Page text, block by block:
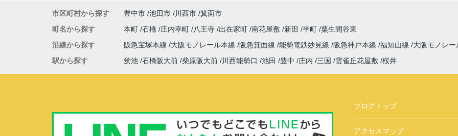
市区町村から探す 豊中市 池田市 川西市 箕面市
町名から探す
本町 石橋 庄内幸町 八王寺 出在家町 南花屋敷 新田 半町 粟生間谷東
沿線から探す
阪急宝塚本線 大阪モノレール本線 阪急箕面線 能勢電鉄妙見線 阪急神戸本線 福知山線
大阪モノレ
駅から探す
蛍池 石橋阪大前 柴原阪大前 川西能勢口 池田 豊中 庄内 三国 雲雀丘花屋敷 桜井
ブログトップ
アクセスマップ